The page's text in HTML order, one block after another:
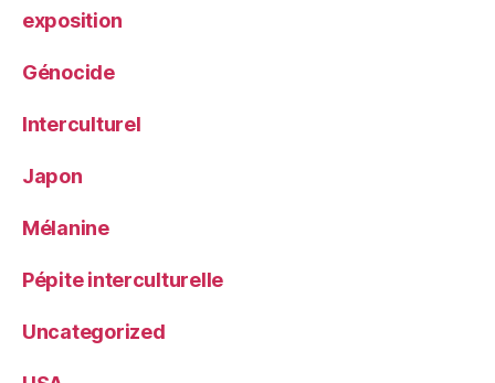
exposition
Génocide
Interculturel
Japon
Mélanine
Pépite interculturelle
Uncategorized